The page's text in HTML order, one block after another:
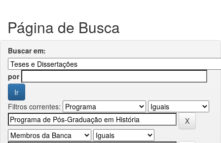
Página de Busca
Buscar em:
por
Filtros correntes: